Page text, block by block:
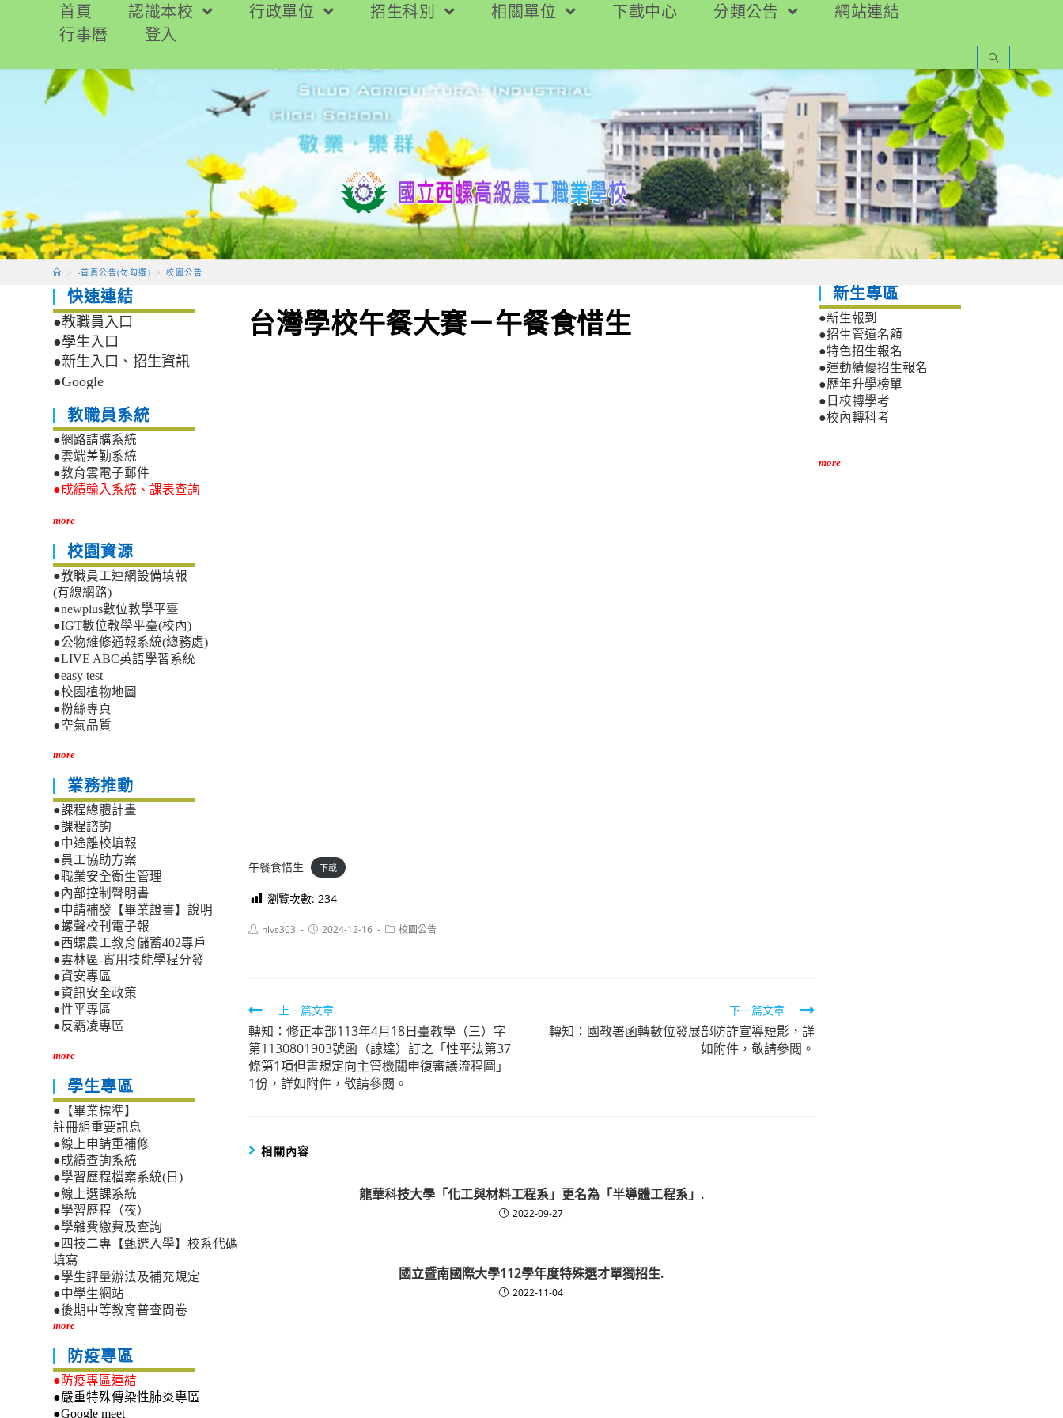
要
首頁 認識本校 行政單位 招生科別 相關單位 下載中心 分類公告
網站連結
行事曆
登入
> -首頁公告(勿勾選) > 校園公告
台灣學校午餐大賽－午餐食惜生
午餐食惜生 下載
瀏覽次數: 234
Posthlvs303
Post2024-12-16
Post校園公告
Read
more
articles
上一篇文章
轉知：修正本部113年4月18日臺教學（三）字
第1130801903號函（諒達）訂之「性平法第37
條第1項但書規定向主管機關申復審議流程圖」
1份，詳如附件，敬請參閱。
下一篇文章
轉知：國教署函轉數位發展部防詐宣導短影，詳
如附件，敬請參閱。
相關內容
龍華科技大學「化工與材料工程系」更名為「半導體工程系」.
2022-09-27
國立暨南國際大學112學年度特殊選才單獨招生.
2022-11-04
快速連結
●教職員入口
●學生入口
●新生入口、招生資訊
●Google
教職員系統
●網路請購系統
●雲端差勤系統
●教育雲電子郵件
●成績輸入系統、課表查詢
more
校園資源
●教職員工連網設備填報
(有線網路)
●newplus數位教學平臺
●IGT數位教學平臺(校內)
●公物維修通報系統(總務處)
●LIVE ABC英語學習系統
●easy test
●校園植物地圖
●粉絲專頁
●空氣品質
more
業務推動
●課程總體計畫
●課程諮詢
●中途離校填報
●員工協助方案
●職業安全衛生管理
●內部控制聲明書
●申請補發【畢業證書】說明
●螺聲校刊電子報
●西螺農工教育儲蓄402專戶
●雲林區-實用技能學程分發
●資安專區
●資訊安全政策
●性平專區
●反霸凌專區
more
學生專區
●【畢業標準】
註冊組重要訊息
●線上申請重補修
●成績查詢系統
●學習歷程檔案系統(日)
●線上選課系統
●學習歷程（夜）
●學雜費繳費及查詢
●四技二專【甄選入學】校系代碼
填寫
●學生評量辦法及補充規定
●中學生網站
●後期中等教育普查問卷
more
防疫專區
●防疫專區連結
●嚴重特殊傳染性肺炎專區
●Google meet
新生專區
●新生報到
●招生管道名額
●特色招生報名
●運動績優招生報名
●歷年升學榜單
●日校轉學考
●校內轉科考
more